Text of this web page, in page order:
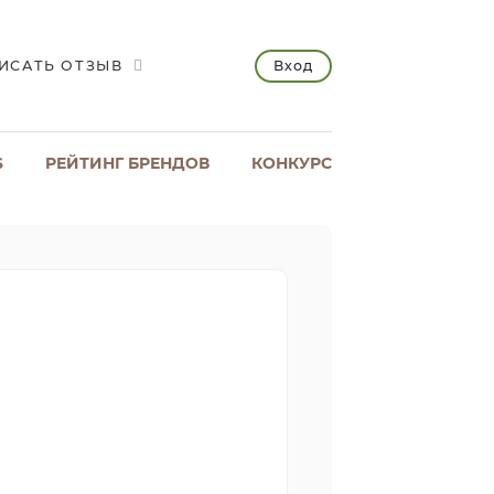
ОТЗЫВ Вход
РЕЙТИНГ БРЕНДОВ КОНКУРС